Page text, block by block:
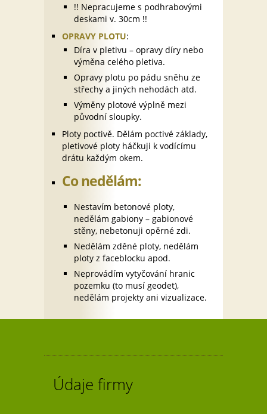
!! Nepracujeme s podhrabovými
deskami v. 30cm !!
OPRAVY PLOTU:
Díra v pletivu – opravy díry nebo
výměna celého pletiva.
Opravy plotu po pádu sněhu ze
střechy a jiných nehodách atd.
Výměny plotové výplně mezi
původní sloupky.
Ploty poctivě. Dělám poctivé základy,
pletivové ploty háčkuji k vodícímu
drátu každým okem.
Co nedělám:
Nestavím betonové ploty,
nedělám gabiony – gabionové
stěny, nebetonuji opěrné zdi.
Nedělám zděné ploty, nedělám
ploty z faceblocku apod.
Neprovádím vytyčování hranic
pozemku (to musí geodet),
nedělám projekty ani vizualizace.
Údaje firmy